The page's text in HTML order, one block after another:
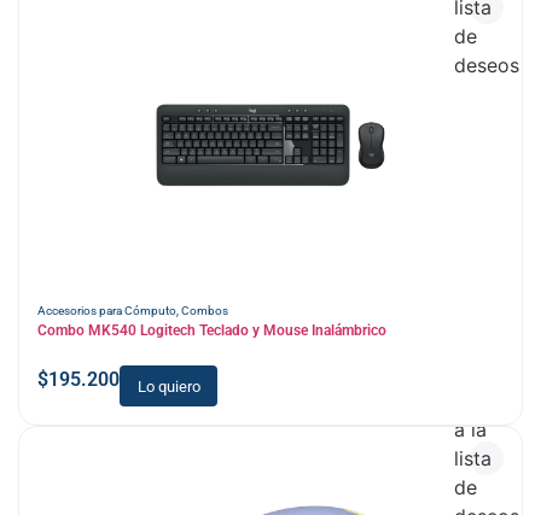
Accesorios para Cómputo,Combos
Combo MK540 Logitech Teclado y Mouse Inalámbrico
$195.200 Lo quiero
lista
de
deseos
a la
lista
de